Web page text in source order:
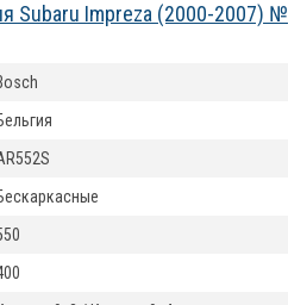
Subaru Impreza (2000-2007) №